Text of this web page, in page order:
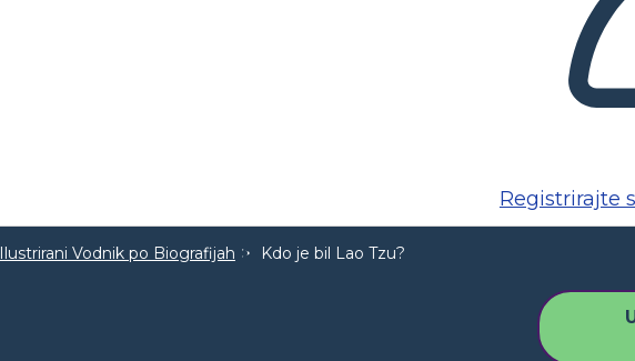
Registrirajte
Ilustrirani Vodnik po Biografijah Kdo je bil Lao Tzu?